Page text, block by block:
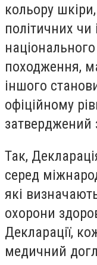
кольору шкіри,
політичних
походження,
іншого
офіційному
затверджений
Так,
серед
які
охорони
Декларації,
медичний